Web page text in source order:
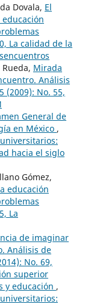
Dovala, El
La calidad de la
Mirada
Análisis
(2009): No. 55,
General de
en México ,
hacia el siglo
Gómez,
educación
La
de imaginar
Análisis de
No. 69,
superior
y educación ,